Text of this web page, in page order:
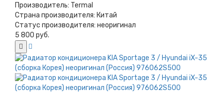
Производитель: Termal
Страна производителя: Китай
Статус производителя: неоригинал
5 800 руб.